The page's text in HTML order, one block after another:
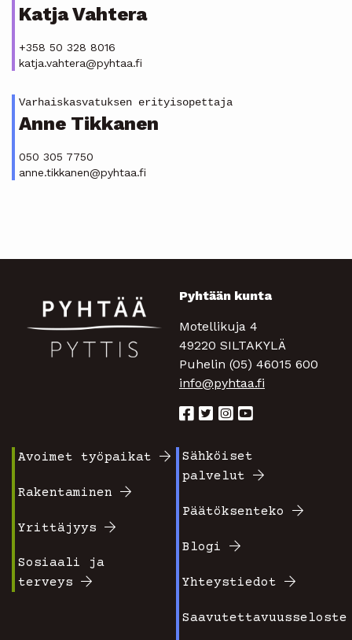
Katja Vahtera
+358 50 328 8016
katja.vahtera@pyhtaa.fi
Varhaiskasvatuksen erityisopettaja
Anne Tikkanen
050 305 7750
anne.tikkanen@pyhtaa.fi
Pyhtään kunta
Motellikuja 4
49220 SILTAKYLÄ
Puhelin (05) 46015 600
info@pyhtaa.fi
valikko
1
Avoimet työpaikat
Rakentaminen
Yrittäjyys
Sosiaali ja
terveys
Footer
2
Sähköiset
palvelut
Päätöksenteko
Blogi
Yhteystiedot
Saavutettavuusseloste